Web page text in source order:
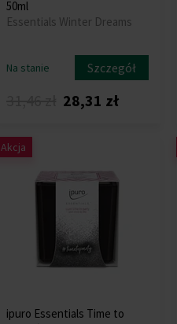
50ml
Essentials Winter Dreams
Na stanie Szczegół
28,31 zł
Akcja
ipuro Essentials Time to